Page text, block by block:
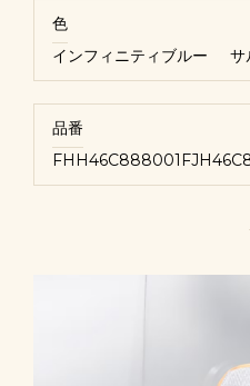
色
インフィニティブルー
サ
品番
FHH46C888001